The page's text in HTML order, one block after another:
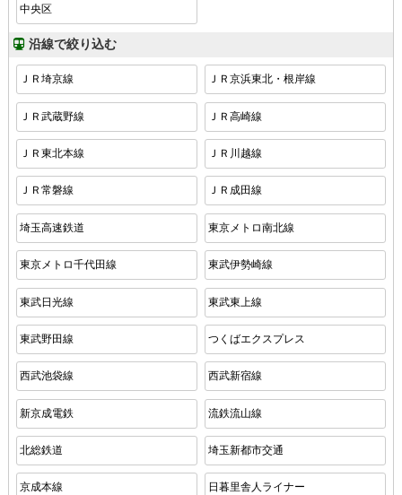
中央区
沿線で絞り込む
ＪＲ埼京線 ＪＲ京浜東北・根岸線
ＪＲ武蔵野線 ＪＲ高崎線
ＪＲ東北本線 ＪＲ川越線
ＪＲ常磐線 ＪＲ成田線
埼玉高速鉄道 東京メトロ南北線
東京メトロ千代田線 東武伊勢崎線
東武日光線 東武東上線
東武野田線 つくばエクスプレス
西武池袋線 西武新宿線
新京成電鉄 流鉄流山線
北総鉄道 埼玉新都市交通
京成本線 日暮里舎人ライナー